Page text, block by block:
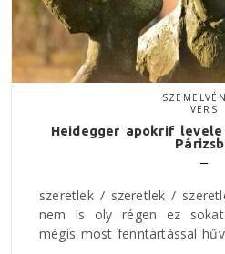
VERS
Heidegger apokrif
szeretlek / szeretlek /
nem is oly régen ez
mégis most fenntartással